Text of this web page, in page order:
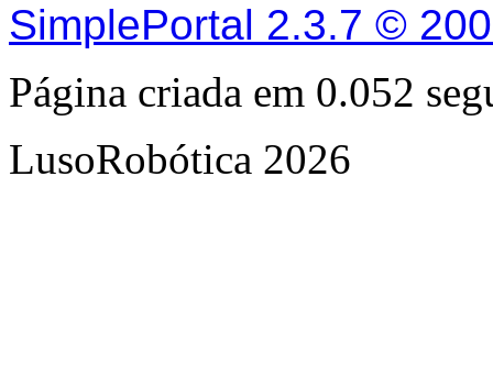
SimplePortal 2.3.7 ©
Página criada em 0.052
LusoRobótica 2026